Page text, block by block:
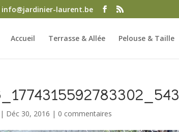
info@jardinier-laurent.be
Accueil Terrasse & Allée Pelouse & Taille
| Déc 30, 2016 | 0 commentaires